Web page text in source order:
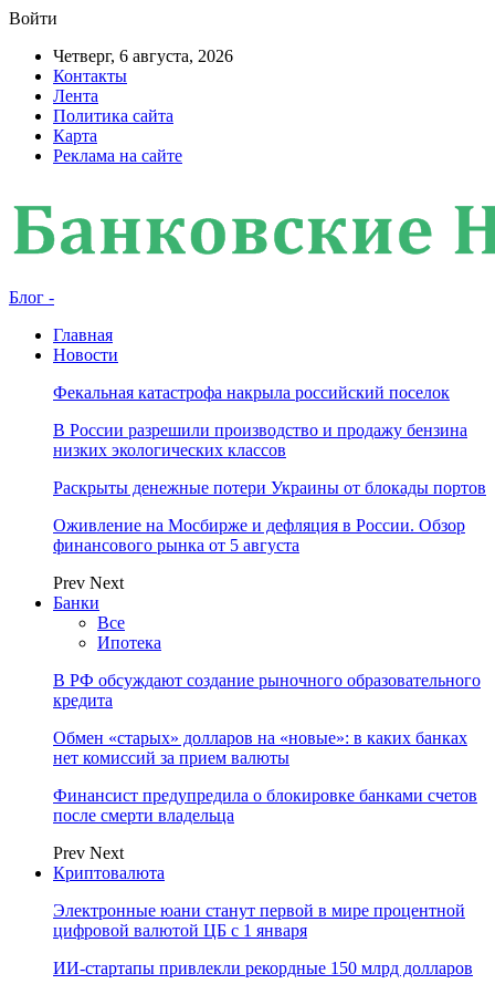
Войти
Четверг, 6 августа, 2026
Контакты
Лента
Политика сайта
Карта
Реклама на сайте
Блог -
Главная
Новости
Фекальная катастрофа накрыла российский поселок
В России разрешили производство и продажу бензина
низких экологических классов
Раскрыты денежные потери Украины от блокады портов
Оживление на Мосбирже и дефляция в России. Обзор
финансового рынка от 5 августа
Prev Next
Банки
Все
Ипотека
В РФ обсуждают создание рыночного образовательного
кредита
Обмен «старых» долларов на «новые»: в каких банках
нет комиссий за прием валюты
Финансист предупредила о блокировке банками счетов
после смерти владельца
Prev Next
Криптовалюта
Электронные юани станут первой в мире процентной
цифровой валютой ЦБ с 1 января
ИИ-стартапы привлекли рекордные 150 млрд долларов